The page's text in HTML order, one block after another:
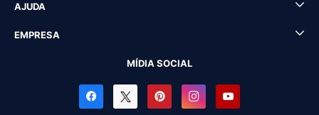
AJUDA
EMPRESA
MÍDIA SOCIAL